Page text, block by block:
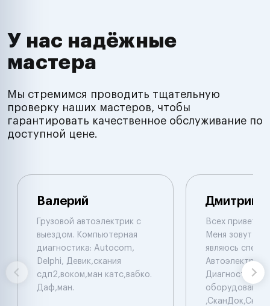
У нас надёжные
мастера
Мы стремимся проводить тщательную
проверку наших мастеров, чтобы
гарантировать качественное обслуживание по
доступной цене.
Валерий
Грузовой автоэлектрик с
выездом. Компьютерная
диагностика: Autocom,
Delphi, Девик,скания
сдп2,воком,ман катс,вабко.
Даф,ман.
Дмитрий
Всех
Меня зовут
являюсь
Диагностом .
оборудование